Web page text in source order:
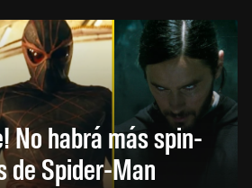
No habrá más spin-
de Spider-Man